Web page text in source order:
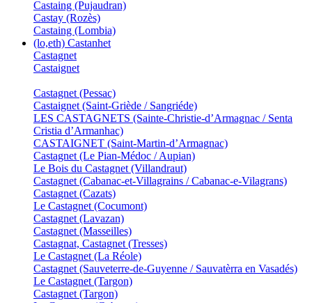
Castaing (Pujaudran)
Castay (Rozès)
Castaing (Lombia)
(lo,eth) Castanhet
Castagnet
Castaignet
Castagnet (Pessac)
Castaignet (Saint-Griède / Sangriéde)
LES CASTAGNETS (Sainte-Christie-d’Armagnac / Senta
Cristia d’Armanhac)
CASTAIGNET (Saint-Martin-d’Armagnac)
Castagnet (Le Pian-Médoc / Aupian)
Le Bois du Castagnet (Villandraut)
Castagnet (Cabanac-et-Villagrains / Cabanac-e-Vilagrans)
Castagnet (Cazats)
Le Castagnet (Cocumont)
Castagnet (Lavazan)
Castagnet (Masseilles)
Castagnat, Castagnet (Tresses)
Le Castagnet (La Réole)
Castagnet (Sauveterre-de-Guyenne / Sauvatèrra en Vasadés)
Le Castagnet (Targon)
Castagnet (Targon)